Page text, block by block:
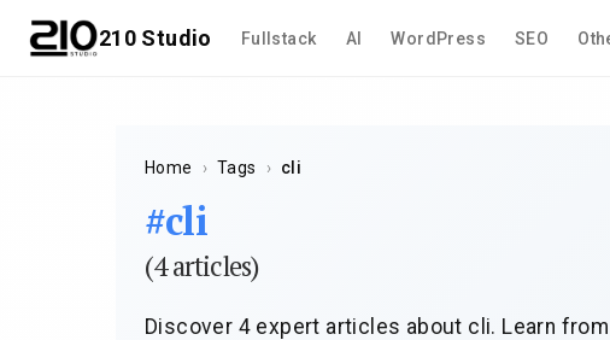
210 Studio Fullstack AI WordPress SEO
Home › Tags › cli
#cli
(4 articles)
Discover 4 expert articles about cli. Learn